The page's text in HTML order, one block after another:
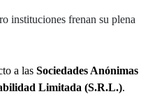
instituciones frenan su plena
a las Sociedades Anónimas
Limitada (S.R.L.).